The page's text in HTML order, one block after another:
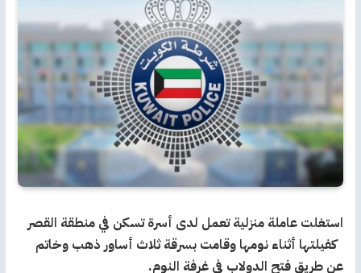
استغلت عاملة منزلية تعمل لدى أسرة تسكن في منطقة القصر
كفيلتها أثناء نومها وقامت بسرقة ثلاث أساور ذهب وخاتم
عن طريق فتح الدولاب في غرفة النوم.